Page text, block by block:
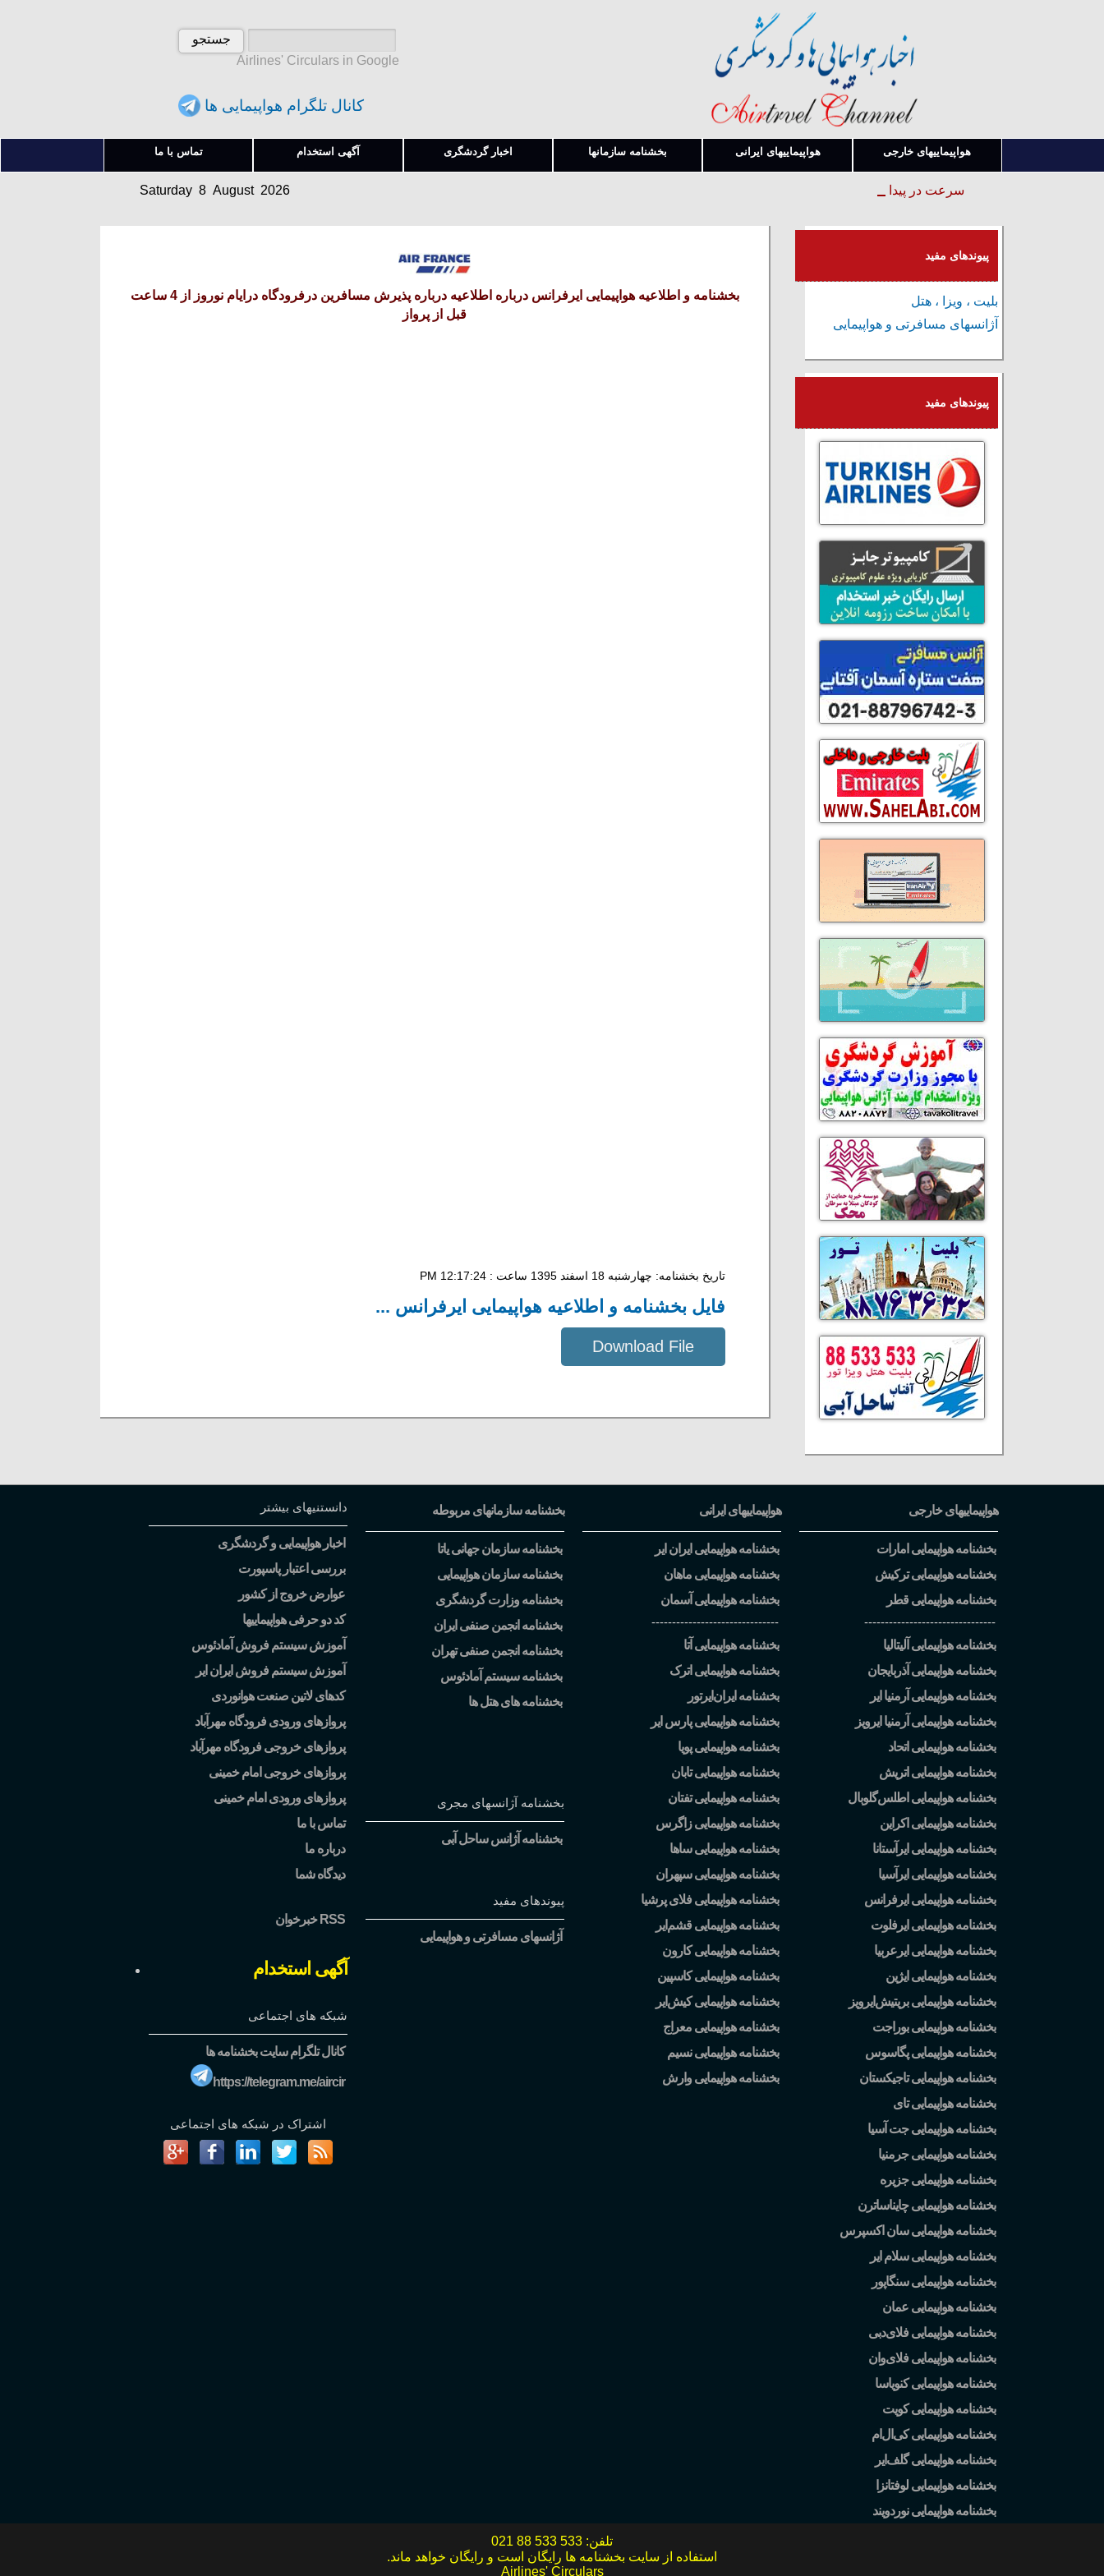
Airlines' Circulars in Google
کانال تلگرام هواپیمایی ها
هواپیماییهای خارجی هواپیماییهای ایرانی بخشنامه سازمانها اخبار گردشگری آگهی استخدام تماس با ما
سرعت در پیدا کردن قوانین و بخشنامه ها
Saturday 8 August 2026
شنبه 17 امرداد 1405
Saturday 8 August 2026
بخشنامه و اطلاعیه هواپیمایی ایرفرانس درباره اطلاعیه درباره پذیرش مسافرین درفرودگاه درایام نوروز از 4 ساعت
قبل از پرواز
تاریخ بخشنامه: چهار‌شنبه 18 اسفند 1395 ساعت : 12:17:24 PM
فایل بخشنامه و اطلاعیه هواپیمایی ایرفرانس ...
Download File
پیوندهای مفید
بلیت ، ویزا ، هتل
آژانسهای مسافرتی و هواپیمایی
پیوندهای مفید
هواپیماییهای خارجی
بخشنامه هواپیمایی امارات
بخشنامه هواپیمایی ترکیش
بخشنامه هواپیمایی قطر
--------------------------------
بخشنامه هواپیمایی آلیتالیا
بخشنامه هواپیمایی آذربایجان
بخشنامه هواپیمایی آرمنیا ایر
بخشنامه هواپیمایی آرمنیا ایرویز
بخشنامه هواپیمایی اتحاد
بخشنامه هواپیمایی اتریش
بخشنامه هواپیمایی اطلسگلوبال
بخشنامه هواپیمایی اکراین
بخشنامه هواپیمایی ایرآستانا
بخشنامه هواپیمایی ایرآسیا
بخشنامه هواپیمایی ایرفرانس
بخشنامه هواپیمایی ایرفلوت
بخشنامه هواپیمایی ایرعربیا
بخشنامه هواپیمایی ایژین
بخشنامه هواپیمایی بریتیشایرویز
بخشنامه هواپیمایی بوراجت
بخشنامه هواپیمایی پگاسوس
بخشنامه هواپیمایی تاجیکستان
بخشنامه هواپیمایی تای
بخشنامه هواپیمایی جت آسیا
بخشنامه هواپیمایی جرمنیا
بخشنامه هواپیمایی جزیره
بخشنامه هواپیمایی چایناساترن
بخشنامه هواپیمایی سان اکسپرس
بخشنامه هواپیمایی سلام ایر
بخشنامه هواپیمایی سنگاپور
بخشنامه هواپیمایی عمان
بخشنامه هواپیمایی فلایدبی
بخشنامه هواپیمایی فلایوان
بخشنامه هواپیمایی کنویاسا
بخشنامه هواپیمایی کویت
بخشنامه هواپیمایی کی الام
بخشنامه هواپیمایی گلفایر
بخشنامه هواپیمایی لوفتانزا
بخشنامه هواپیمایی نوردویند
هواپیماییهای ایرانی
بخشنامه هواپیمایی ایران ایر
بخشنامه هواپیمایی ماهان
بخشنامه هواپیمایی آسمان
-------------------------------
بخشنامه هواپیمایی آتا
بخشنامه هواپیمایی اترک
بخشنامه ایرانایرتور
بخشنامه هواپیمایی پارس ایر
بخشنامه هواپیمایی پویا
بخشنامه هواپیمایی تابان
بخشنامه هواپیمایی تفتان
بخشنامه هواپیمایی زاگرس
بخشنامه هواپیمایی ساها
بخشنامه هواپیمایی سپهران
بخشنامه هواپیمایی فلای پرشیا
بخشنامه هواپیمایی قشمایر
بخشنامه هواپیمایی کارون
بخشنامه هواپیمایی کاسپین
بخشنامه هواپیمایی کیشایر
بخشنامه هواپیمایی معراج
بخشنامه هواپیمایی نسیم
بخشنامه هواپیمایی وارش
بخشنامه سازمانهای مربوطه
بخشنامه سازمان جهانی یاتا
بخشنامه سازمان هواپیمایی
بخشنامه وزارت گردشگری
بخشنامه انجمن صنفی ایران
بخشنامه انجمن صنفی تهران
بخشنامه سیستم آمادئوس
بخشنامه های هتل ها
بخشنامه آژانسهای مجری
بخشنامه آژانس ساحل آبی
پیوندهای مفید
آژانسهای مسافرتی و هواپیمایی
دانستنیهای بیشتر
اخبار هواپیمایی و گردشگری
بررسی اعتبار پاسپورت
عوارض خروج از کشور
کد دو حرفی هواپیماییها
آموزش سیستم فروش آمادئوس
آموزش سیستم فروش ایران ایر
کدهای لاتین صنعت هوانوردی
پروازهای ورودی فرودگاه مهرآباد
پروازهای خروجی فرودگاه مهرآباد
پروازهای خروجی امام خمینی
پروازهای ورودی امام خمینی
تماس با ما
درباره ما
دیدگاه شما
خبرخوان RSS
آگهی استخدام
شبکه های اجتماعی
کانال تلگرام سایت بخشنامه ها
https://telegram.me/aircir
اشتراک در شبکه های اجتماعی
تلفن: 021 88 533 533
استفاده از سایت بخشنامه ها رایگان است و رایگان خواهد ماند.
Airlines' Circulars